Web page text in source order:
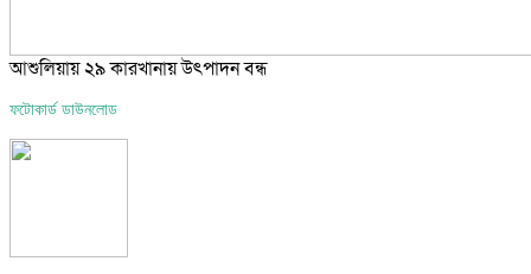
আশুলিয়ায় ২৯ কারখানায় উৎপাদন বন্ধ
ফটোকার্ড ডাউনলোড